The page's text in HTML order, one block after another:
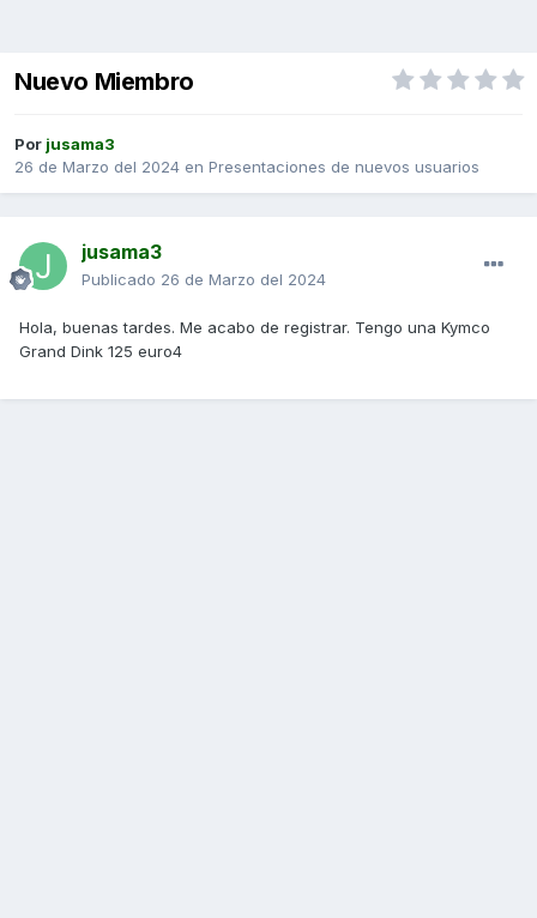
Nuevo Miembro
Por jusama3
26 de Marzo del 2024 en Presentaciones de nuevos usuarios
jusama3
Publicado 26 de Marzo del 2024
Hola, buenas tardes. Me acabo de registrar. Tengo una Kymco
Grand Dink 125 euro4